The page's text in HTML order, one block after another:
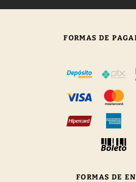
FORMAS DE
FORMAS DE